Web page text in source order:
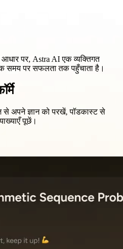
आधार पर, Astra AI एक व्यक्तिगत
समय पर सफलता तक पहुँचाता है।
अपने ज्ञान को परखें, पॉडकास्ट से
पूछें।